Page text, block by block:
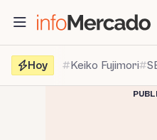
contenido
Hoy
Keiko Fujimori